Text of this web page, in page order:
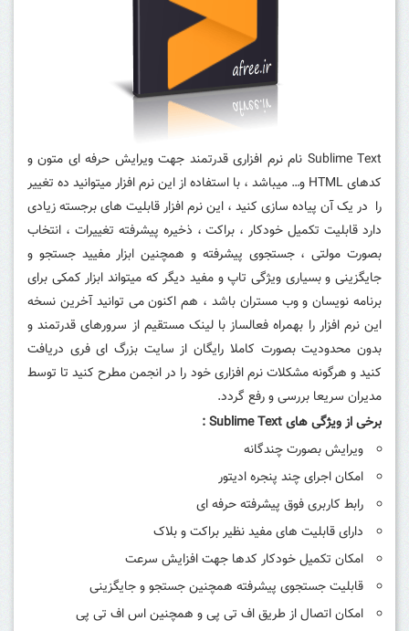
Sublime Text نام نرم افزاری قدرتمند جهت ویرایش حرفه ای متون و
کدهای HTML و… میباشد ، با استفاده از این نرم افزار میتوانید ده تغییر
را در یک آن پیاده سازی کنید ، این نرم افزار قابلیت های برجسته زیادی
دارد قابلیت تکمیل خودکار ، براکت ، ذخیره پیشرفته تغییرات ، انتخاب
بصورت مولتی ، جستجوی پیشرفته و همچنین ابزار مفیید جستجو و
جایگزینی و بسیاری ویژگی تاپ و مفید دیگر که میتواند ابزار کمکی برای
برنامه نویسان و وب مستران باشد ، هم اکنون می توانید آخرین نسخه
این نرم افزار را بهمراه فعالساز با لینک مستقیم از سرورهای قدرتمند و
بدون محدودیت بصورت کاملا رایگان از سایت بزرگ ای فری دریافت
کنید و هرگونه مشکلات نرم افزاری خود را در انجمن مطرح کنید تا توسط
مدیران سریعا بررسی و رفع گردد.
برخی از ویژگی های Sublime Text :
ویرایش بصورت چندگانه
امکان اجرای چند پنجره ادیتور
رابط کاربری فوق پیشرفته حرفه ای
دارای قابلیت های مفید نظیر براکت و بلاک
امکان تکمیل خودکار کدها جهت افزایش سرعت
قابلیت جستجوی پیشرفته همچنین جستجو و جایگزینی
امکان اتصال از طریق اف تی پی و همچنین اس اف تی پی